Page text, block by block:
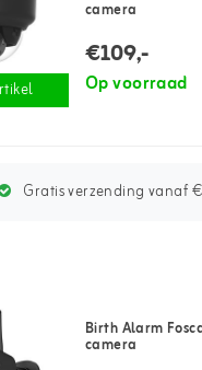
camera
€109,-
Op voorraad
Gratis verzending vanaf
Birth Alarm
camera